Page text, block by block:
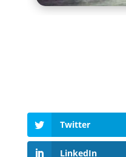
Twitter
LinkedIn